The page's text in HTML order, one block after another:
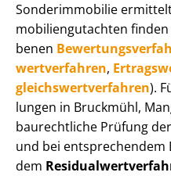
Sonderimmobilie
mo­bi­li­en­gut­ach­ten
be­nen
wert­ver­fah­ren,
gleichs­wert­ver­fah­ren).
lun­gen in Bruckmühl,
baurechtliche Prüfung
und bei entsprechendem
dem